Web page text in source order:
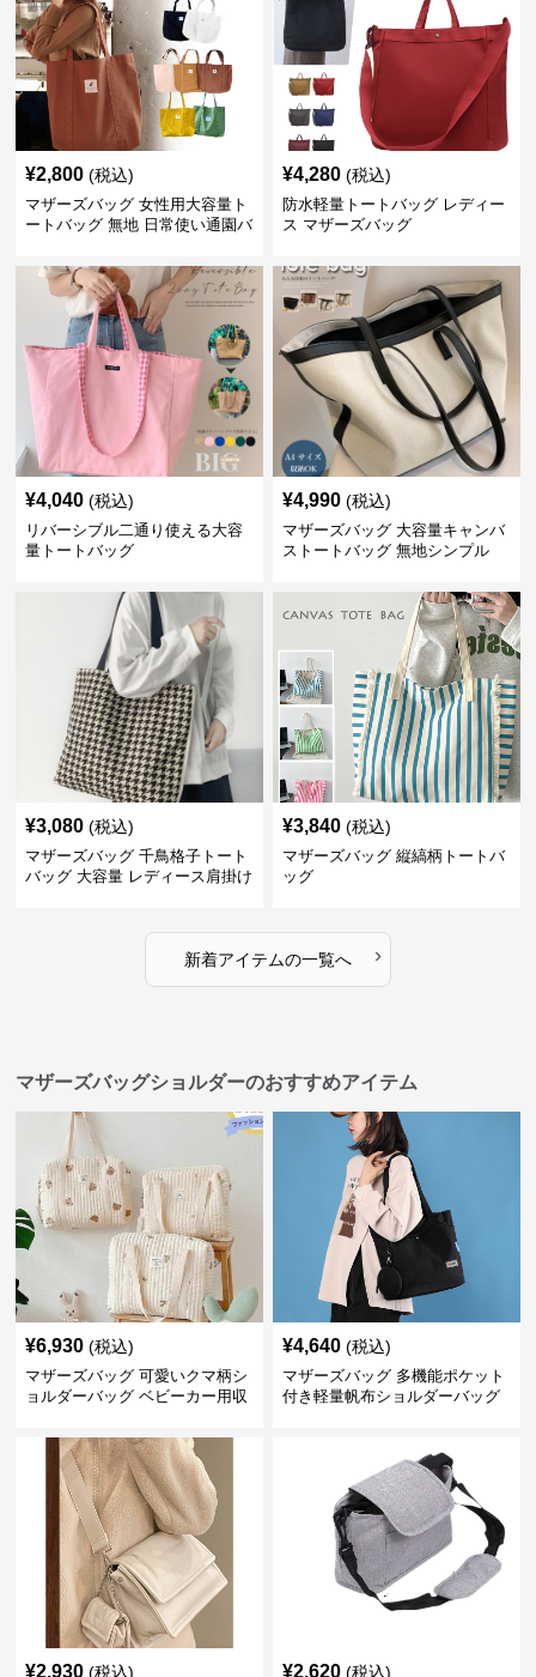
¥2,800 (税込)
マザーズバッグ 女性用大容量ト
ートバッグ 無地 日常使い通園バ
¥4,280 (税込)
防水軽量トートバッグ レディー
ス マザーズバッグ
¥4,040 (税込)
リバーシブル二通り使える大容
量トートバッグ
¥4,990 (税込)
マザーズバッグ 大容量キャンバ
ストートバッグ 無地シンプル
¥3,080 (税込)
マザーズバッグ 千鳥格子トート
バッグ 大容量 レディース肩掛け
¥3,840 (税込)
マザーズバッグ 縦縞柄トートバ
ッグ
新着アイテムの一覧へ ›
マザーズバッグショルダーのおすすめアイテム
¥6,930 (税込)
マザーズバッグ 可愛いクマ柄シ
ョルダーバッグ ベビーカー用収
¥4,640 (税込)
マザーズバッグ 多機能ポケット
付き軽量帆布ショルダーバッグ
¥2,930 (税込) ¥2,620 (税込)